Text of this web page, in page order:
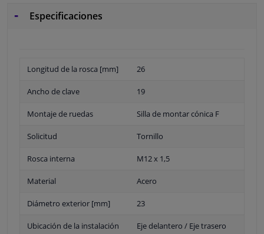
Especificaciones
Longitud de la rosca [mm] 26
Ancho de clave 19
Montaje de ruedas Silla de montar cónica F
Solicitud Tornillo
Rosca interna M12 x 1,5
Material Acero
Diámetro exterior [mm] 23
Ubicación de la instalación Eje delantero / Eje trasero